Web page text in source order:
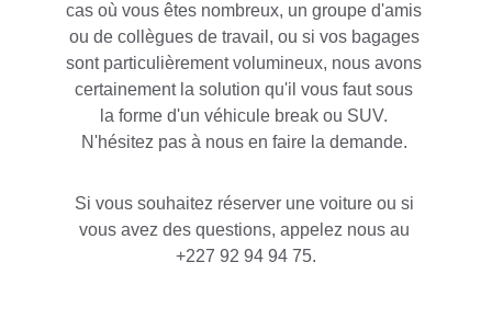
cas où vous êtes nombreux, un groupe d'amis
ou de collègues de travail, ou si vos bagages
sont particulièrement volumineux, nous avons
certainement la solution qu'il vous faut sous
la forme d'un véhicule break ou SUV.
N'hésitez pas à nous en faire la demande.
Si vous souhaitez réserver une voiture ou si
vous avez des questions, appelez nous au
+227 92 94 94 75.